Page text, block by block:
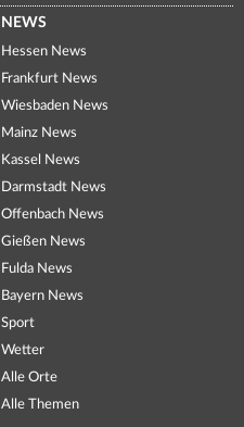
NEWS
Hessen News
Frankfurt News
Wiesbaden News
Mainz News
Kassel News
Darmstadt News
Offenbach News
Gießen News
Fulda News
Bayern News
Sport
Wetter
Alle Orte
Alle Themen